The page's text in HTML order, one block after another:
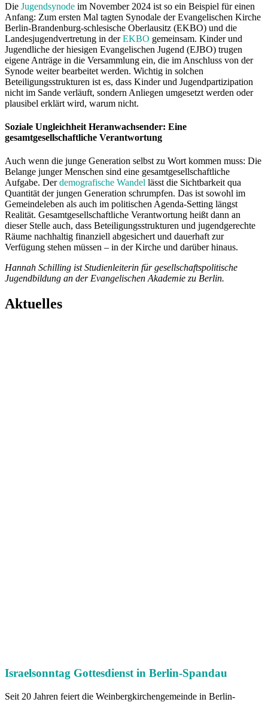
Die Jugendsynode im November 2024 ist so ein Beispiel für einen
Anfang: Zum ersten Mal tagten Synodale der Evangelischen Kirche
Berlin-Brandenburg-schlesische Oberlausitz (EKBO) und die
Landesjugendvertretung in derEKBO gemeinsam. Kinder und
Jugendliche der hiesigen Evangelischen Jugend (EJBO) trugen
eigene Anträge in die Versammlung ein, die im Anschluss von der
Synode weiter bearbeitet werden. Wichtig in solchen
Beteiligungsstrukturen ist es, dass Kinder und Jugendpartizipation
nicht im Sande verläuft, sondern Anliegen umgesetzt werden oder
plausibel erklärt wird, warum nicht.
Soziale Ungleichheit Heranwachsender: Eine
gesamtgesellschaftliche Verantwortung
Auch wenn die junge Generation selbst zu Wort kommen muss: Die
Belange junger Menschen sind eine gesamtgesellschaftliche
Aufgabe. Derdemografische Wandel lässt die Sichtbarkeit qua
Quantität der jungen Generation schrumpfen. Das ist sowohl im
Gemeindeleben als auch im politischen Agenda-Setting längst
Realität. Gesamtgesellschaftliche Verantwortung heißt dann an
dieser Stelle auch, dass Beteiligungsstrukturen und jugendgerechte
Räume nachhaltig finanziell abgesichert und dauerhaft zur
Verfügung stehen müssen – in der Kirche und darüber hinaus.
Hannah Schilling ist Studienleiterin für gesellschaftspolitische
Jugendbildung an der Evangelischen Akademie zu Berlin.
Aktuelles
Israelsonntag Gottesdienst in Berlin-Spandau
Seit 20 Jahren feiert die Weinbergkirchengemeinde in Berlin-